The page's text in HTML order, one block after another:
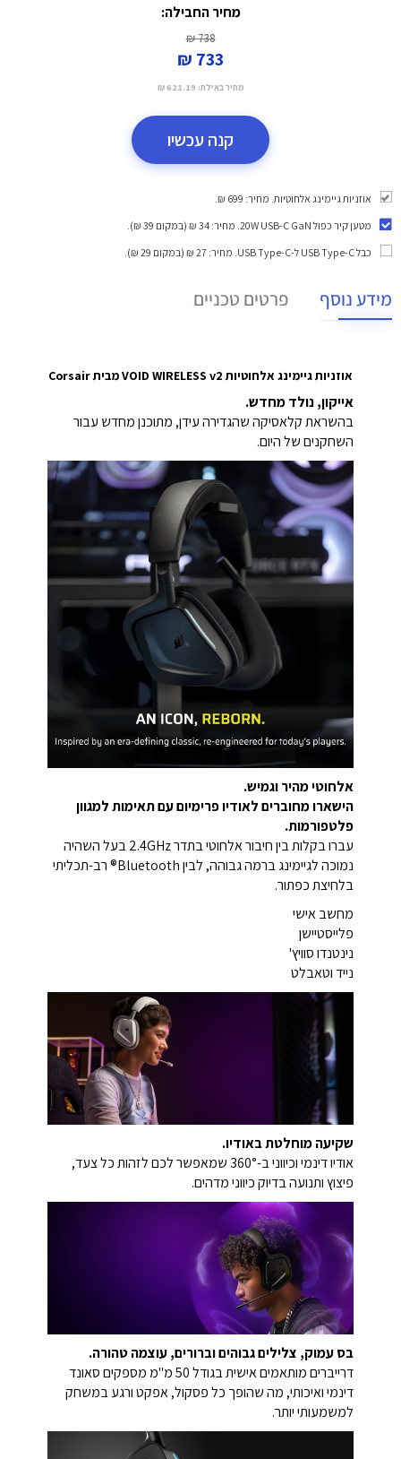
מחיר החבילה:
738 ₪
733 ₪
מחיר באילת: 621.19 ₪
קנה עכשיו
אוזניות גיימינג אלחוטיות. מחיר: 699 ₪.
מטען קיר כפול 20W USB-C GaN
. מחיר: 34 ₪ (במקום 39 ₪).
כבל USB Type-C ל-USB Type-C
. מחיר: 27 ₪ (במקום 29 ₪).
מידע נוסף פרטים טכניים
אוזניות גיימינג אלחוטיות VOID WIRELESS v2 מבית Corsair
אייקון, נולד מחדש.
בהשראת קלאסיקה שהגדירה עידן, מתוכנן מחדש עבור
השחקנים של היום.
אלחוטי מהיר וגמיש.
הישארו מחוברים לאודיו פרימיום עם תאימות למגוון
פלטפורמות.
עברו בקלות בין חיבור אלחוטי בתדר 2.4GHz בעל השהיה
נמוכה לגיימינג ברמה גבוהה, לבין Bluetooth® רב-תכליתי
בלחיצת כפתור.
מחשב אישי
פלייסטיישן
נינטנדו סוויץ'
נייד וטאבלט
שקיעה מוחלטת באודיו.
אודיו דינמי וכיווני ב-360° שמאפשר לכם לזהות כל צעד,
פיצוץ ותנועה בדיוק כיווני מדהים.
בס עמוק, צלילים גבוהים וברורים, עוצמה טהורה.
דרייברים מותאמים אישית בגודל 50 מ"מ מספקים סאונד
דינמי ואיכותי, מה שהופך כל פסקול, אפקט ורגע במשחק
למשמעותי יותר.